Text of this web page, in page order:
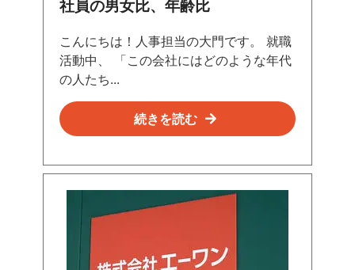
社員の男女比、年齢比
こんにちは！人事担当の大門です。 就職
活動中、 「この会社にはどのような年代
の人たち...
続きを読む